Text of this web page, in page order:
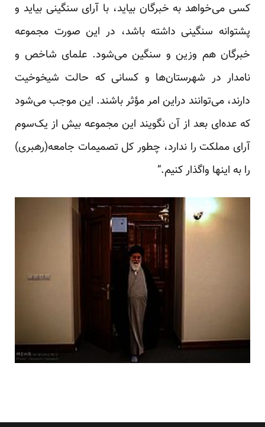
کسی می‌خواهد به خبرگان بیاید، با آرای سنگینی بیاید و
پشتوانه سنگینی داشته باشد، در این صورت مجموعه
خبرگان هم وزین و سنگین می‌شود. علمای شاخص و
نامدار در شهرستان‌ها و کسانی که حالت شیخوخیت
دارند، می‌توانند دراین امر مؤثر باشند. این موجب می‌شود
که عده‌ای بعد از آن نگویند این مجموعه بیش از یک‌سوم
آرای مملکت را ندارد، چطور کل تصمیمات جامعه(رهبری)
را به اینها واگذار کنیم.“